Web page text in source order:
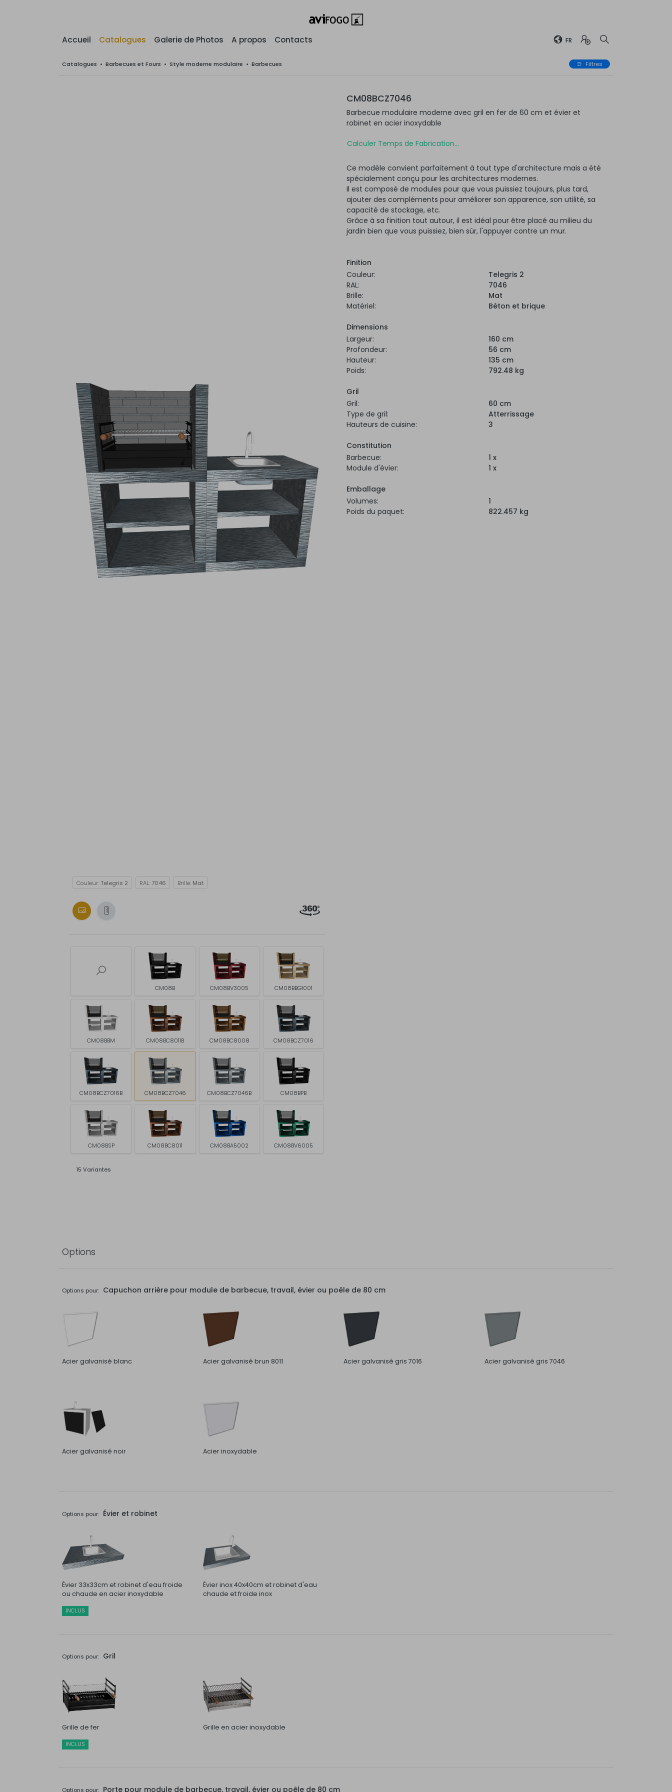
Accueil Catalogues Galerie de Photos A propos Contacts FR
Catalogues • Barbecues et Fours • Style moderne modulaire • Barbecues Filtres
Couleur: Telegris 2 RAL:7046 Brille: Mat
CM08B CM08BV3005 CM08BBG1001
CM08BBM CM08BC8011B CM08BC8008 CM08BCZ7016
CM08BCZ7016B CM08BCZ7046 CM08BCZ7046B CM08BPB
CM08BSP CM08BC8011 CM08BA5002 CM08BV6005
15 Variantes
CM08BCZ7046
Barbecue modulaire moderne avec gril en fer de 60 cm et évier et
robinet en acier inoxydable
Calculer Temps de Fabrication...
Ce modèle convient parfaitement à tout type d'architecture mais a été
spécialement conçu pour les architectures modernes.
Il est composé de modules pour que vous puissiez toujours, plus tard,
ajouter des compléments pour améliorer son apparence, son utilité, sa
capacité de stockage, etc.
Grâce à sa finition tout autour, il est idéal pour être placé au milieu du
jardin bien que vous puissiez, bien sûr, l'appuyer contre un mur.
Finition
Couleur:
Telegris 2
RAL:
7046
Brille:
Mat
Matériel:
Béton et brique
Dimensions
Largeur:
160 cm
Profondeur:
56 cm
Hauteur:
135 cm
Poids:
792.48 kg
Gril
Gril:
60 cm
Type de gril:
Atterrissage
Hauteurs de cuisine:
3
Constitution
Barbecue:
1 x
Module d'évier:
1 x
Emballage
Volumes:
1
Poids du paquet:
822.457 kg
Options
Options pour: Capuchon arrière pour module de barbecue, travail, évier ou poêle de 80 cm
Acier galvanisé blanc Acier galvanisé brun 8011 Acier galvanisé gris 7016 Acier galvanisé gris 7046
Acier galvanisé noir Acier inoxydable
Options pour: Évier et robinet
Évier 33x33cm et robinet d'eau froide
ou chaude en acier inoxydable
INCLUS
Évier inox 40x40cm et robinet d'eau
chaude et froide inox
Options pour: Gril
Grille de fer
INCLUS
Grille en acier inoxydable
Options pour: Porte pour module de barbecue, travail, évier ou poêle de 80 cm